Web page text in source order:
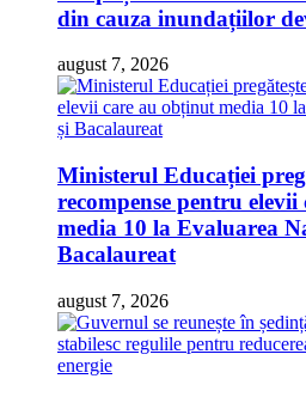
din cauza inundațiilor
august 7, 2026
Ministerul Educației
recompense pentru
media 10 la Evaluarea
Bacalaureat
august 7, 2026